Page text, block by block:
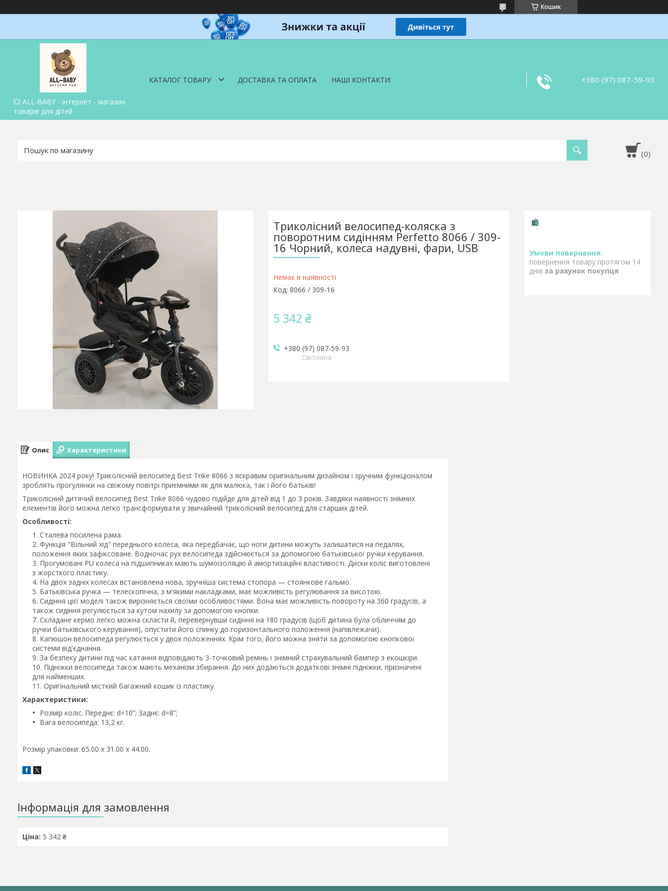
Кошик
💥 ALL-BABY - інтернет - магазин
товарів для дітей
КАТАЛОГ ТОВАРУ ДОСТАВКА ТА ОПЛАТА НАШІ КОНТАКТИ +380 (97) 087-59-93
Триколісний велосипед-коляска з
поворотним сидінням Perfetto 8066 / 309-
16 Чорний, колеса надувні, фари, USB
Немає в наявності
Код: 8066 / 309-16
5 342 ₴
+380 (97) 087-59-93
Світлана
повернення товару протягом 14
днів за рахунок покупця
Опис Характеристики
НОВИНКА 2024 року! Триколісний велосипед Best Trike 8066 з яскравим оригінальним дизайном і зручним функціоналом
зроблять прогулянки на свіжому повітрі приємними як для малюка, так і його батьків!
Триколісний дитячий велосипед Best Trike 8066 чудово підійде для дітей від 1 до 3 років. Завдяки наявності знімних
елементів його можна легко трансформувати у звичайний триколісний велосипед для старших дітей.
Особливості:
Сталева посилена рама.
Функція "Вільний хід" переднього колеса, яка передбачає, що ноги дитини можуть залишатися на педалях,
положення яких зафіксоване. Водночас рух велосипеда здійснюється за допомогою батьківської ручки керування.
Прогумовані PU колеса на підшипниках мають шумоізоляцію й амортизаційні властивості. Диски коліс виготовлені
з жорсткого пластику.
На двох задніх колесах встановлена нова, зручніша система стопора — стоянкове гальмо.
Батьківська ручка — телескопічна, з м'якими накладками, має можливість регулювання за висотою.
Сидіння цієї моделі також вирізняється своїми особливостями. Вона має можливість повороту на 360 градусів, а
також сидіння регулюється за кутом нахилу за допомогою кнопки.
Складане кермо легко можна скласти й, перевернувши сидіння на 180 градусів (щоб дитина була обличчям до
ручки батьківського керування), опустити його спинку до горизонтального положення (напівлежачи).
Капюшон велосипеда регулюється у двох положеннях. Крім того, його можна зняти за допомогою кнопкової
системи від'єднання.
За безпеку дитини під час катання відповідають 3-точковий ремінь і знімний страхувальний бампер з екошкіри.
Підніжки велосипеда також мають механізм збирання. До них додаються додаткові знімні підніжки, призначені
для найменших.
Оригінальний місткий багажний кошик із пластику.
Характеристики:
Розмір коліс. Переднє: d=10”; Заднє: d=8”;
Вага велосипеда: 13,2 кг.
Розмір упаковки: 65.00 x 31.00 x 44.00.
Інформація для замовлення
Ціна: 5 342 ₴